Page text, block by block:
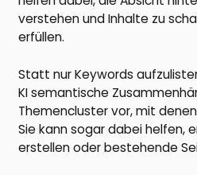
verstehen und Inhalte zu
erfüllen.
Statt nur Keywords
KI semantische
Themencluster vor, mit
Sie kann sogar dabei helfen,
erstellen oder bestehende